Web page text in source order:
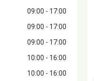
09:00
17:00
09:00
17:00
09:00
17:00
10:00
16:00
10:00 16:00